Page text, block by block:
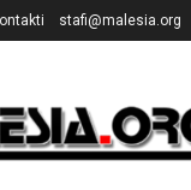
stafi@malesia.org